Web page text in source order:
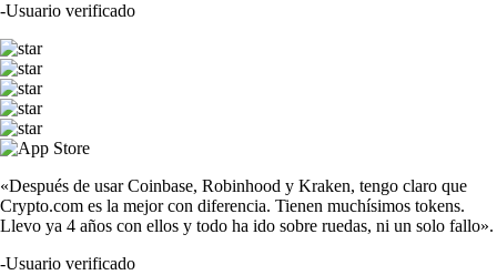
-Usuario verificado
«Después de usar Coinbase, Robinhood y Kraken, tengo claro que
Crypto.com es la mejor con diferencia. Tienen muchísimos tokens.
Llevo ya 4 años con ellos y todo ha ido sobre ruedas, ni un solo fallo».
-Usuario verificado